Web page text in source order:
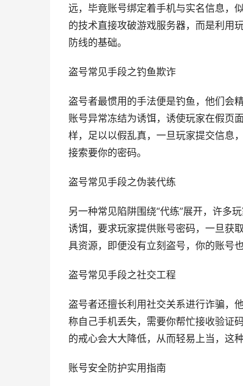
远，毕竟账号绑定着手机与实名信息，
的技术直接攻破游戏服务器，而是利用
防线的基础。
盗号常见手段之钓鱼欺诈
盗号者最惯用的手法便是钓鱼，他们会
账号异常冻结为诱饵，诱使玩家在假页
样，足以以假乱真，一旦玩家提交信息
接索要你的密码。
盗号常见手段之伪装代练
另一种常见陷阱围绕“代练”展开，许多
诱饵，要求玩家提供账号密码，一旦获
具资源，即便没有立刻盗号，你的账号
盗号常见手段之社交工程
盗号者还擅长利用社交关系进行诈骗，
称自己手机丢失，需要你帮忙接收验证
的戒心会大大降低，从而轻易上当，这
账号安全防护实用指南